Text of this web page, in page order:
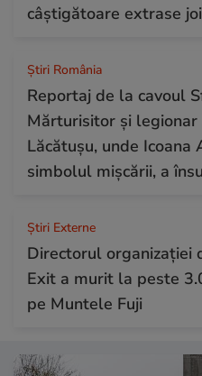
câștigătoare extrase joi
Știri România
Reportaj de la cavoul
Mărturisitor și
Lăcătușu, unde
simbolul mișcării, a
Știri Externe
Directorul organizației
Exit a murit la peste
pe Muntele Fuji